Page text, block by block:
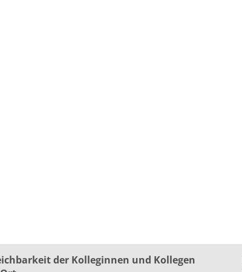
der Kolleginnen und Kollegen